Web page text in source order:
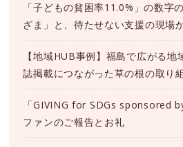
「子どもの貧困率11.0%」の数字
ざま」と、待たせない支援の現場
【地域HUB事例】福島で広がる
誌掲載につながった草の根の取り
「GIVING for SDGs sponsored
ファンのご報告とお礼